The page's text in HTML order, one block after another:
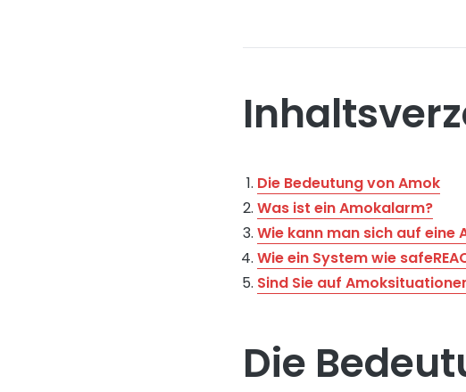
Die Bedeutung von Amok
Was ist ein Amokalarm?
Wie kann man sich auf
Wie ein System wie
Sind Sie auf
Die